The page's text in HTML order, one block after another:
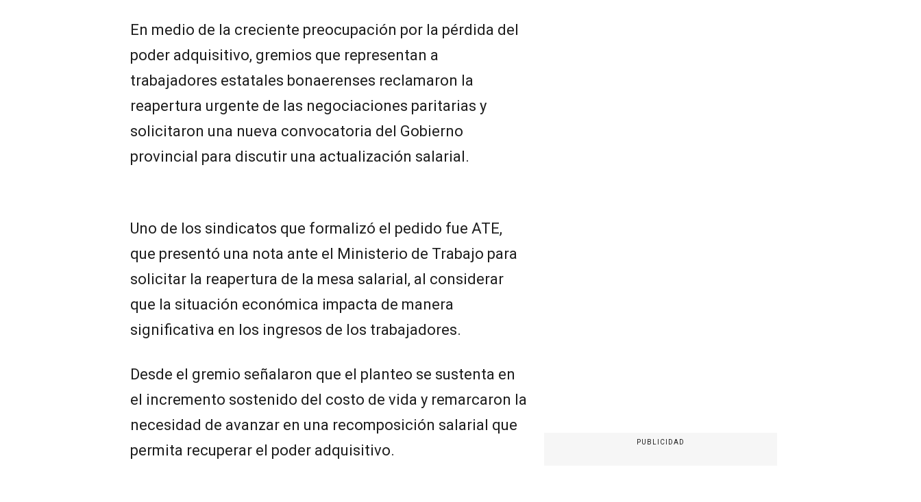
En medio de la creciente preocupación por la pérdida del
poder adquisitivo, gremios que representan a
trabajadores estatales bonaerenses reclamaron la
reapertura urgente de las negociaciones paritarias y
solicitaron una nueva convocatoria del Gobierno
provincial para discutir una actualización salarial.
Uno de los sindicatos que formalizó el pedido fue ATE,
que presentó una nota ante el Ministerio de Trabajo para
solicitar la reapertura de la mesa salarial, al considerar
que la situación económica impacta de manera
significativa en los ingresos de los trabajadores.
Desde el gremio señalaron que el planteo se sustenta en
el incremento sostenido del costo de vida y remarcaron la
necesidad de avanzar en una recomposición salarial que
permita recuperar el poder adquisitivo.
PUBLICIDAD